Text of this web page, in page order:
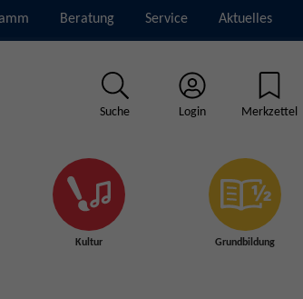
Beratung Service Aktuelles
Suche Login Merkzettel
Kultur Grundbildung